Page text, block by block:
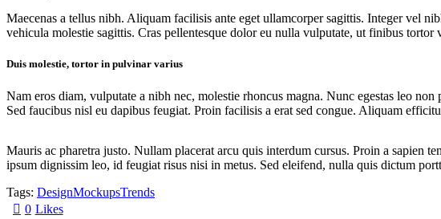
Maecenas a tellus nibh. Aliquam facilisis ante eget ullamcorper sagittis. Integer vel
vehicula molestie sagittis. Cras pellentesque dolor eu nulla vulputate, ut finibus
Duis molestie, tortor in pulvinar varius
Nam eros diam, vulputate a nibh nec, molestie rhoncus magna. Nunc egestas leo
Sed faucibus nisl eu dapibus feugiat. Proin facilisis a erat sed congue. Aliquam
Mauris ac pharetra justo. Nullam placerat arcu quis interdum cursus. Proin a sapien
ipsum dignissim leo, id feugiat risus nisi in metus. Sed eleifend, nulla quis dictum
Tags: DesignMockupsTrends
0 Likes